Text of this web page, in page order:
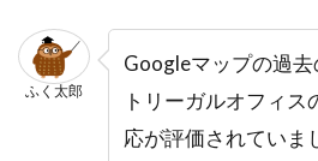
ふく太郎
Googleマップの過
トリーガルオフィ
応が評価されていま